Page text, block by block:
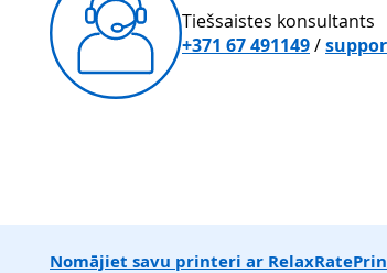
Tiešsaistes konsultants
+371 67 491149/
Nomājiet savu printeri ar RelaxRate